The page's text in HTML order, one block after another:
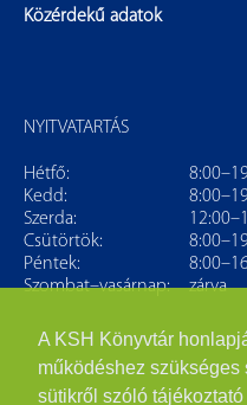
A KSH Könyvtár
működéshez szükséges
sütikről szóló
Közérdekű adatok
NYITVATARTÁS
Hétfő:
Kedd:
Szerda:
Csütörtök:
Péntek:
Szombat–vasárnap:
zárva